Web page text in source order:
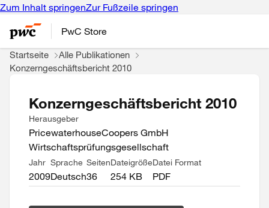
Zum Inhalt springenZur Fußzeile springen
PwC Store
Startseite
Alle Publikationen
Konzerngeschäftsbericht 2010
Konzerngeschäftsbericht 2010
Herausgeber
PricewaterhouseCoopers GmbH
Wirtschaftsprüfungsgesellschaft
Jahr
2009
Sprache
Deutsch
Seiten
36
Dateigröße
254 KB
Datei Format
PDF